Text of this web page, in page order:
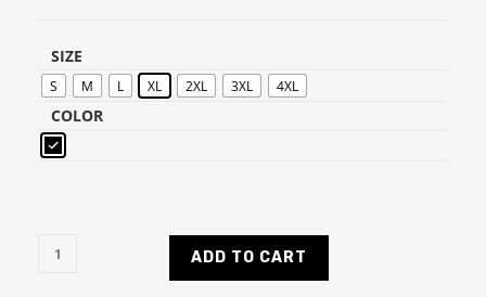
SIZE
S M L XL 2XL 3XL 4XL
COLOR
ADD TO CART